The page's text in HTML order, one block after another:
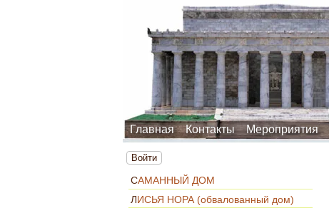
Главная Контакты Мероприятия
Войти
САМАННЫЙ ДОМ
ЛИСЬЯ НОРА (обвалованный дом)